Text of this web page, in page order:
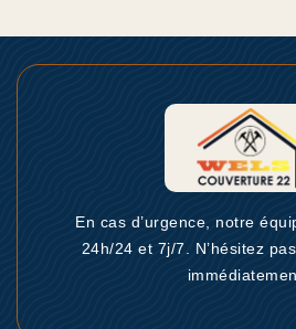
En cas d’urgence, notre
24h/24 et 7j/7. N’hésitez